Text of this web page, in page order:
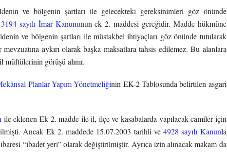
ve bölgenin şartları ile gelecekteki gereksinimleri göz önünde
3194 sayılı İmar Kanununun ek 2. maddesi gereğidir. Madde hükmüne
ve bölgenin şartları ile müstakbel ihtiyaçları göz önünde tutularak
aykırı olarak başka maksatlara tahsis edilemez. Bu alanlara
görüşü alınır.
Planlar Yapım Yönetmeliğinin EK-2 Tablosunda belirtilen asgari
ile eklenen Ek 2. madde ile il, ilçe ve kasabalarda yapılacak camiler için
Ancak Ek 2. maddede 15.07.2003 tarihli ve4928 sayılı Kanunla
“ibadet yeri” olarak değiştirilmiştir. Ayrıca izin alınacak makam da